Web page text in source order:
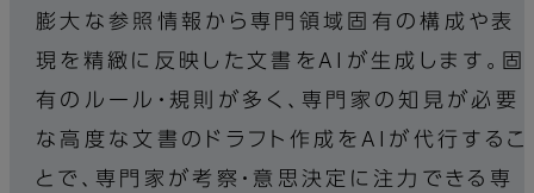
膨大な参照情報から専門領域固有の構成や表
現を精緻に反映した文書をAIが生成します。固
有のルール・規則が多く、専門家の知見が必要
な高度な文書のドラフト作成をAIが代行するこ
とで、専門家が考察・意思決定に注力できる専